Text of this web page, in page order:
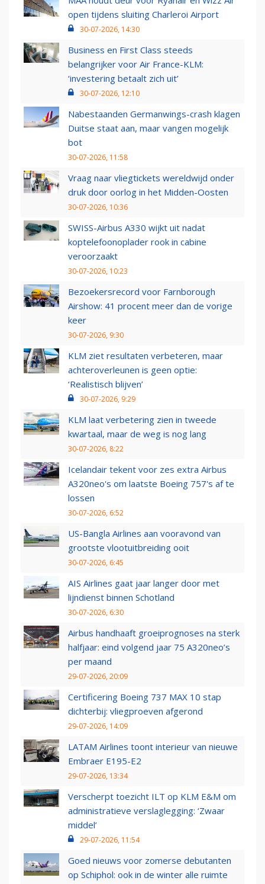
open tijdens sluiting Charleroi Airport
30-07-2026, 14:30
Business en First Class steeds
belangrijker voor Air France-KLM:
‘investering betaalt zich uit’
30-07-2026, 12:10
Nabestaanden Germanwings-crash klagen
Duitse staat aan, maar vangen mogelijk
bot
30-07-2026, 11:58
Vraag naar vliegtickets wereldwijd onder
druk door oorlog in het Midden-Oosten
30-07-2026, 10:36
SWISS-Airbus A330 wijkt uit nadat
koptelefoonoplader rook in cabine
veroorzaakt
30-07-2026, 10:23
Bezoekersrecord voor Farnborough
Airshow: 41 procent meer dan de vorige
keer
30-07-2026, 9:30
KLM ziet resultaten verbeteren, maar
achteroverleunen is geen optie:
‘Realistisch blijven’
30-07-2026, 9:29
KLM laat verbetering zien in tweede
kwartaal, maar de weg is nog lang
30-07-2026, 8:22
Icelandair tekent voor zes extra Airbus
A320neo's om laatste Boeing 757's af te
lossen
30-07-2026, 6:52
US-Bangla Airlines aan vooravond van
grootste vlootuitbreiding ooit
30-07-2026, 6:45
AIS Airlines gaat jaar langer door met
lijndienst binnen Schotland
30-07-2026, 6:30
Airbus handhaaft groeiprognoses na sterk
halfjaar: eind volgend jaar 75 A320neo’s
per maand
29-07-2026, 20:09
Certificering Boeing 737 MAX 10 stap
dichterbij: vliegproeven afgerond
29-07-2026, 14:09
LATAM Airlines toont interieur van nieuwe
Embraer E195-E2
29-07-2026, 13:34
Verscherpt toezicht ILT op KLM E&M om
administratieve verslaglegging: ‘Zwaar
middel’
29-07-2026, 11:54
Goed nieuws voor zomerse debutanten
op Schiphol: ook in de winter alle ruimte